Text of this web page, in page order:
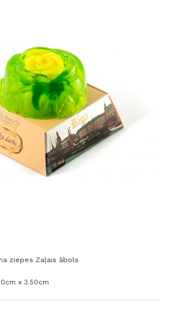
ziepes Zaļais ābols
x 3.50cm